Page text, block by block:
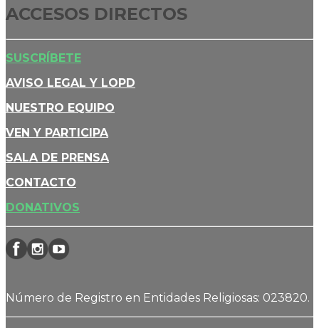
ACCESOS DIRECTOS
SUSCRÍBETE
AVISO LEGAL Y LOPD
NUESTRO EQUIPO
VEN Y PARTICIPA
SALA DE PRENSA
CONTACTO
DONATIVOS
Número de Registro en Entidades Religiosas: 023820.